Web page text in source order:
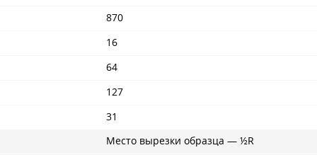
870
16
64
127
31
Место вырезки образца — ½R